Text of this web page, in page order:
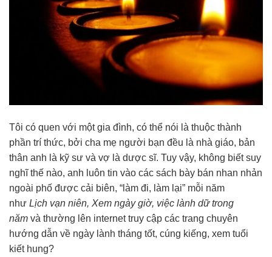
Tôi có quen với một gia đình, có thể nói là thuộc thành
phần trí thức, bởi cha mẹ người bạn đều là nhà giáo, bản
thân anh là kỹ sư và vợ là dược sĩ. Tuy vậy, không biết suy
nghĩ thế nào, anh luôn tin vào các sách bày bán nhan nhản
ngoài phố được cải biên, “làm đi, làm lại” mỗi năm
như Lịch vạn niên, Xem ngày giờ, việc lành dữ trong
năm và thường lên internet truy cập các trang chuyên
hướng dẫn về ngày lành tháng tốt, cúng kiếng, xem tuổi
kiết hung?